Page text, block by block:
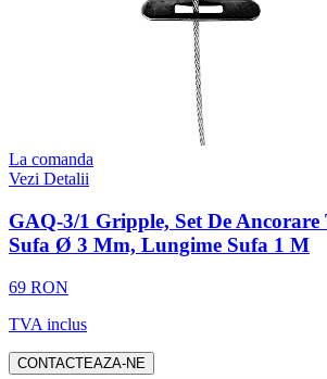
La comanda
Vezi Detalii
GAQ-3/1 Gripple, Set De Ancorare
Sufa Ø 3 Mm, Lungime Sufa 1 M
69 RON
TVA inclus
CONTACTEAZA-NE